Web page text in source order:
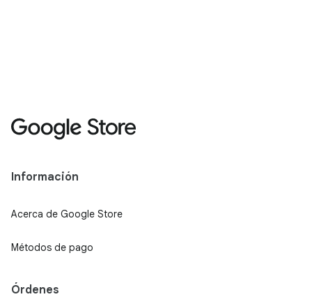
Información
Acerca de Google Store
Métodos de pago
Órdenes